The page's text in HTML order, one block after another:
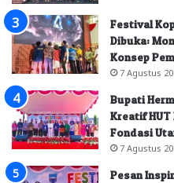
Festival
Dibuka:
Konsep
7 Agustus
Bupati
Kreatif HUT
Fondasi
7 Agustus
Pesan